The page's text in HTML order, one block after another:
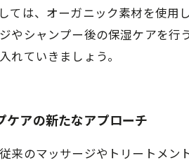
ては、オーガニック素材を使用
やシャンプー後の保湿ケアを
れていきましょう。
ケアの新たなアプローチ
来のマッサージやトリートメ